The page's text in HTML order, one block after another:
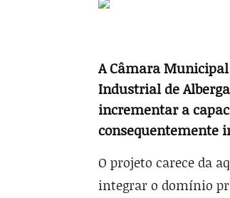
A Câmara
Industrial de
incrementar a
consequentemente
O projeto carece da
integrar o domínio